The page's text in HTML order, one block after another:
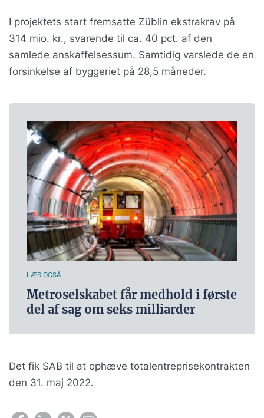
I projektets start fremsatte Züblin ekstrakrav på
314 mio. kr., svarende til ca. 40 pct. af den
samlede anskaffelsessum. Samtidig varslede de en
forsinkelse af byggeriet på 28,5 måneder.
LÆS OGSÅ
Metroselskabet får medhold i første
del af sag om seks milliarder
Det fik SAB til at ophæve totalentreprisekontrakten
den 31. maj 2022.